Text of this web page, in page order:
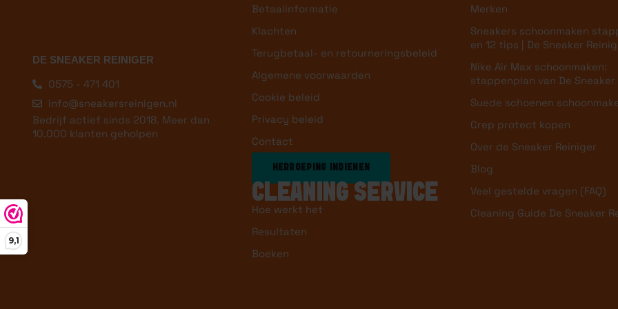
9,1
DE SNEAKER REINIGER
0575 - 471 401
info@sneakersreinigen.nl
Bedrijf actief sinds 2018. Meer dan
10.000 klanten geholpen
Betaalinformatie
Klachten
Terugbetaal- en retourneringsbeleid
Algemene voorwaarden
Cookie beleid
Privacy beleid
Contact
HERROEPING INDIENEN
CLEANING SERVICE
Hoe werkt het
Resultaten
Boeken
Merken
Sneakers schoonmaken
en 12 tips | De Sneaker
Nike Air Max schoonmaken:
stappenplan van De Sneaker
Suede schoenen
Crep protect kopen
Over de Sneaker Reiniger
Blog
Veel gestelde vragen (FAQ)
Cleaning Guide De Sneaker